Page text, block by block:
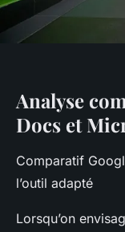
Analyse
Docs et
Comparatif
l’outil adapté
Lorsqu’on